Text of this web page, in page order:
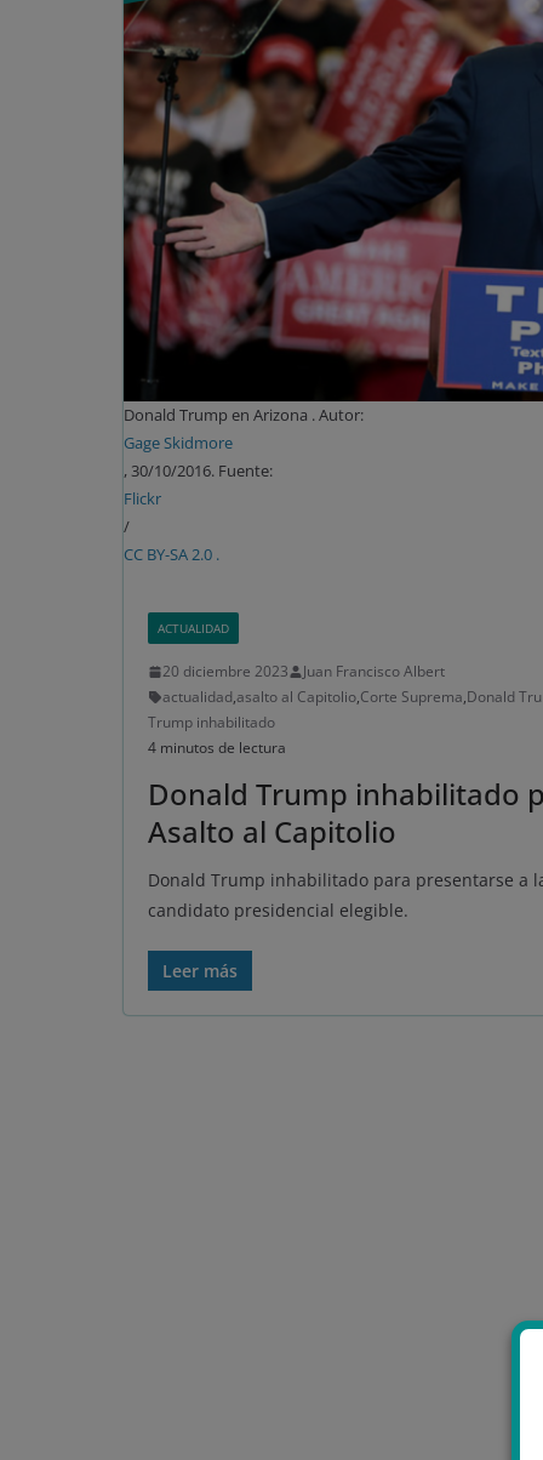
Donald Trump en Arizona . Autor:
Gage Skidmore
, 30/10/2016. Fuente:
Flickr
/
CC BY-SA 2.0 .
ACTUALIDAD
20 diciembre 2023
Juan Francisco Albert
actualidad,asalto al Capitolio,Corte Suprema,Donald
Trump inhabilitado
4 minutos de lectura
Donald Trump inhabilitado
Asalto al Capitolio
Donald Trump inhabilitado para presentarse a
candidato presidencial elegible.
Leer más